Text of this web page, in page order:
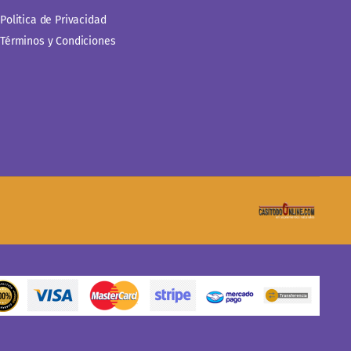
Politica de Privacidad
Términos y Condiciones